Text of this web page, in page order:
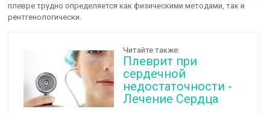
плевре трудно определяется как физическими методами, так и
рентгенологически.
Читайте также:
Плеврит при
сердечной
недостаточности -
Лечение Сердца